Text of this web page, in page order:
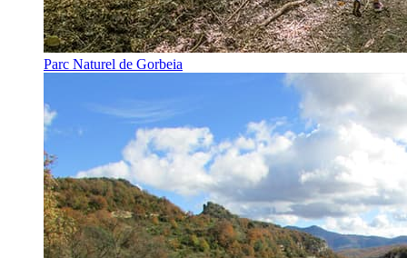
Parc Naturel de Gorbeia